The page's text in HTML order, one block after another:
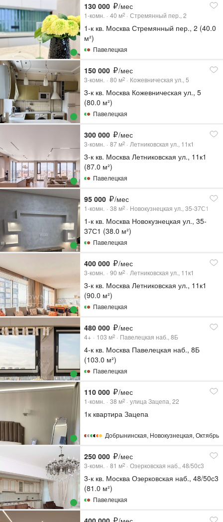
130 000 /мес
1-комн. 40 м2 Стремянный пер., 2
1-к кв. Москва Стремянный пер., 2 (40.0
м²)
Павелецкая
150 000 /мес
3-комн. 80 м2 Кожевническая ул., 5
3-к кв. Москва Кожевническая ул., 5
(80.0 м²)
Павелецкая
300 000 /мес
3-комн. 87 м2 Летниковская ул., 11к1
3-к кв. Москва Летниковская ул., 11к1
(87.0 м²)
Павелецкая
95 000 /мес
1-комн. 38 м2 Новокузнецкая ул., 35-37С1
1-к кв. Москва Новокузнецкая ул., 35-
37С1 (38.0 м²)
Павелецкая
400 000 /мес
3-комн. 90 м2 Летниковская ул., 11к1
3-к кв. Москва Летниковская ул., 11к1
(90.0 м²)
Павелецкая
480 000 /мес
4+ 103 м2 Павелецкая наб., 8Б
4-к кв. Москва Павелецкая наб., 8Б
(103.0 м²)
Павелецкая
110 000 /мес
1-комн. 38 м2 улица Зацепа, 22
1к квартира Зацепа
Добрынинская, Новокузнецкая,
250 000 /мес
3-комн. 81 м2 Озерковская наб., 48/50с3
3-к кв. Москва Озерковская наб., 48/50с3
(81.0 м²)
Павелецкая